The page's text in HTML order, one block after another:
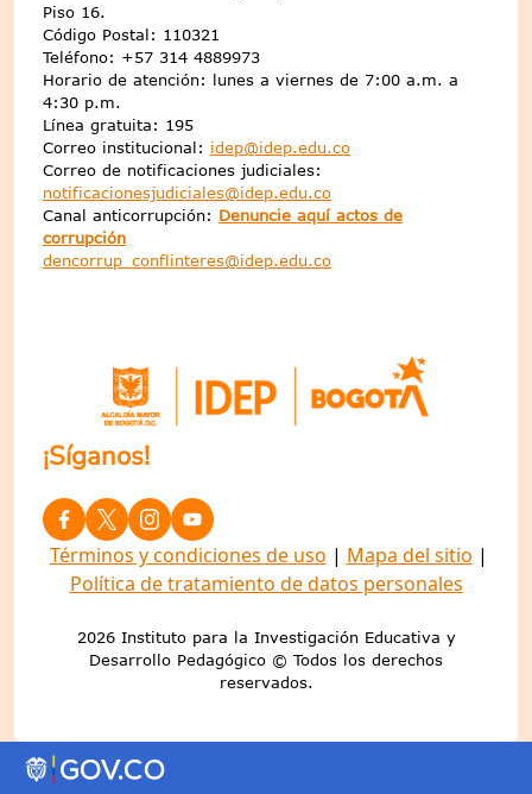
Piso 16.
Código Postal: 110321
Teléfono: +57 314 4889973
Horario de atención: lunes a viernes de 7:00 a.m. a
4:30 p.m.
Línea gratuita: 195
Correo institucional: idep@idep.edu.co
Correo de notificaciones judiciales:
notificacionesjudiciales@idep.edu.co
Canal anticorrupción: Denuncie aquí actos de
corrupción
dencorrup_conflinteres@idep.edu.co
¡Síganos!
Términos y condiciones de uso | Mapa del sitio |
Política de tratamiento de datos personales
2026 Instituto para la Investigación Educativa y
Desarrollo Pedagógico © Todos los derechos
reservados.